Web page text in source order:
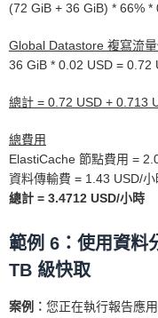
(72 GiB + 36 GiB) * 66%
Global Datastore 複寫流
36 GiB * 0.02 USD = 0.72
總計 = 0.72 USD + 0.713
總費用
ElastiCache 節點費用 =
資料傳輸費 = 1.43 USD/小
總計 = 3.4712 USD/小時
範例 6：使用資料
TB 級快取
案例︰ 您正在執行報告應